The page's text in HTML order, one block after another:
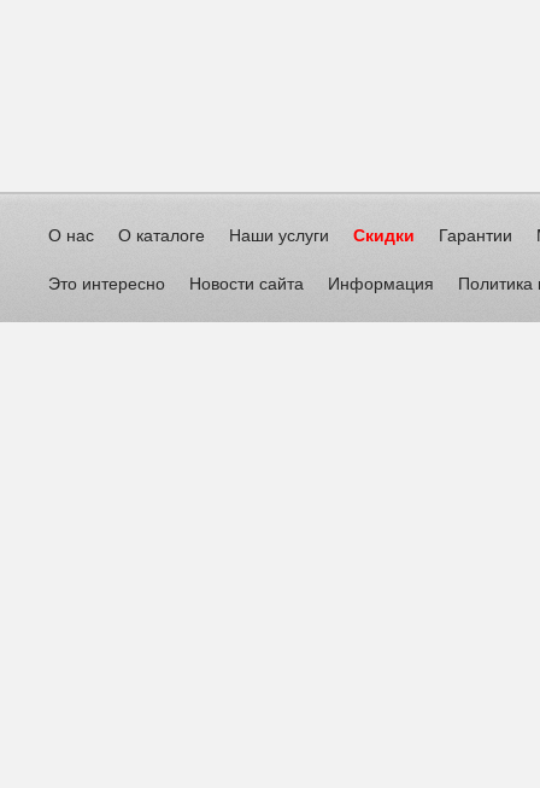
О нас О каталоге Наши услуги Скидки Гарантии
Это интересно Новости сайта Информация Политика